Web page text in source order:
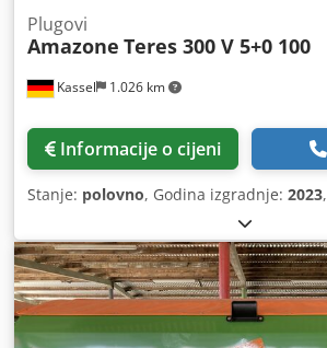
Kassel 1.026 km
Plugovi
Amazone Teres 300 V 5+0 100
Informacije o cijeni
Stanje: polovno, Godina izgradnje: 2023,